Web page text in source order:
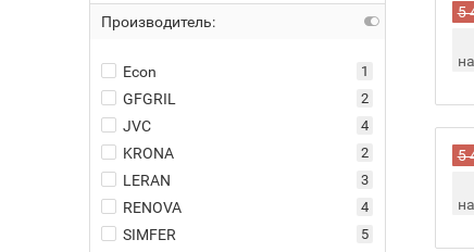
Производитель:
Econ 1
GFGRIL 2
JVC 4
KRONA 2
LERAN 3
RENOVA 4
SIMFER 5
5
5